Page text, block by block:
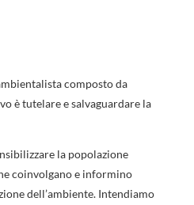
composto da
è tutelare e salvaguardare la
la popolazione
coinvolgano e informino
dell’ambiente. Intendiamo